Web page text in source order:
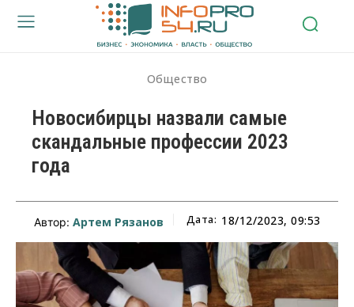
Общество
Новосибирцы назвали самые
скандальные профессии 2023
года
Автор: Артем Рязанов Дата: 18/12/2023, 09:53